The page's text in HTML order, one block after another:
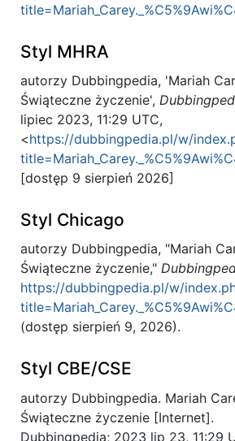
Styl MHRA
autorzy Dubbingpedia, 'Mariah
Świąteczne życzenie',
lipiec 2023, 11:29 UTC,
<https://dubbingpedia.pl/w/
[dostęp 9 sierpień 2026]
Styl Chicago
autorzy Dubbingpedia, "Mariah
Świąteczne życzenie,"
https://dubbingpedia.pl/w/
(dostęp sierpień 9, 2026).
Styl CBE/CSE
autorzy Dubbingpedia. Mariah
Świąteczne życzenie [Internet].
Dubbingpedia; 2023 lip 23, 11:29